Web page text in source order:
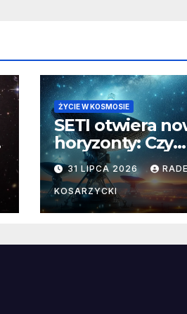
ŻYCIE W KOSMOSIE
SETI otwiera
horyzonty: Czy
pozaziemskie
sygnały
miejscach?
31 LIPCA 2026
KOSARZYCKI